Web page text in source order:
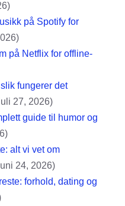
på Spotify for
på Netflix for offline-
fungerer det
27, 2026)
guide til humor og
alt vi vet om
24, 2026)
forhold, dating og